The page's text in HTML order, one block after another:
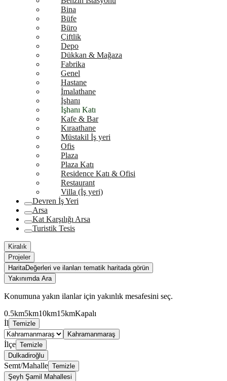
Bina
Büfe
Büro
Çiftlik
Depo
Dükkan & Mağaza
Fabrika
Genel
Hastane
İmalathane
İşhanı
İşhanı Katı
Kafe & Bar
Kıraathane
Müstakil İş yeri
Ofis
Plaza
Plaza Katı
Residence Katı & Ofisi
Restaurant
Villa (İş yeri)
Devren İş Yeri
Arsa
Kat Karşılığı Arsa
Turistik Tesis
Kiralık
Projeler
HaritaDeğerleri ve ilanları tematik haritada görün
Yakınımda Ara
Konumuna yakın ilanlar için yakınlık mesafesini seç.
0.5km5km10km15kmKapalı
İl Temizle
Kahramanmaraş
İlçe Temizle
Dulkadiroğlu
Semt/Mahalle Temizle
Şeyh Şamil Mahallesi